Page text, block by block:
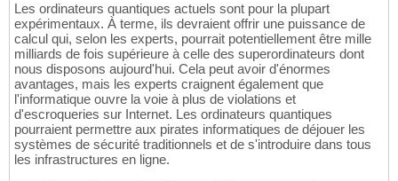
Les ordinateurs quantiques actuels sont pour la plupart
expérimentaux. À terme, ils devraient offrir une puissance de
calcul qui, selon les experts, pourrait potentiellement être mille
milliards de fois supérieure à celle des superordinateurs dont
nous disposons aujourd'hui. Cela peut avoir d'énormes
avantages, mais les experts craignent également que
l'informatique ouvre la voie à plus de violations et
d'escroqueries sur Internet. Les ordinateurs quantiques
pourraient permettre aux pirates informatiques de déjouer les
systèmes de sécurité traditionnels et de s'introduire dans tous
les infrastructures en ligne.